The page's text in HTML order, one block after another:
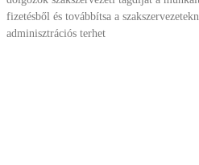
fizetésből és továbbítsa a
adminisztrációs terhet